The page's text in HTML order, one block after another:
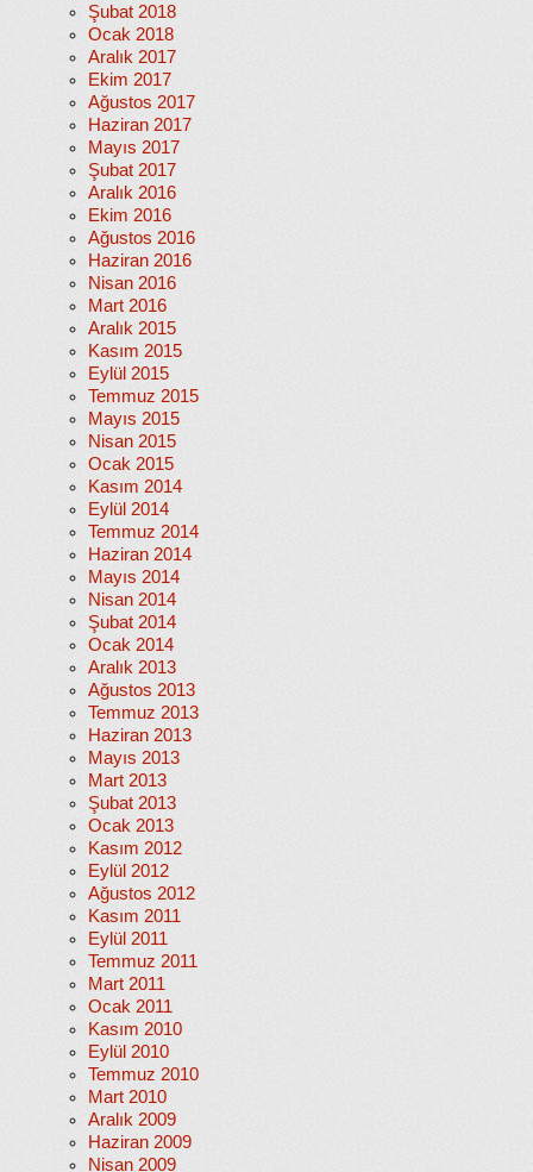
Şubat 2018
Ocak 2018
Aralık 2017
Ekim 2017
Ağustos 2017
Haziran 2017
Mayıs 2017
Şubat 2017
Aralık 2016
Ekim 2016
Ağustos 2016
Haziran 2016
Nisan 2016
Mart 2016
Aralık 2015
Kasım 2015
Eylül 2015
Temmuz 2015
Mayıs 2015
Nisan 2015
Ocak 2015
Kasım 2014
Eylül 2014
Temmuz 2014
Haziran 2014
Mayıs 2014
Nisan 2014
Şubat 2014
Ocak 2014
Aralık 2013
Ağustos 2013
Temmuz 2013
Haziran 2013
Mayıs 2013
Mart 2013
Şubat 2013
Ocak 2013
Kasım 2012
Eylül 2012
Ağustos 2012
Kasım 2011
Eylül 2011
Temmuz 2011
Mart 2011
Ocak 2011
Kasım 2010
Eylül 2010
Temmuz 2010
Mart 2010
Aralık 2009
Haziran 2009
Nisan 2009